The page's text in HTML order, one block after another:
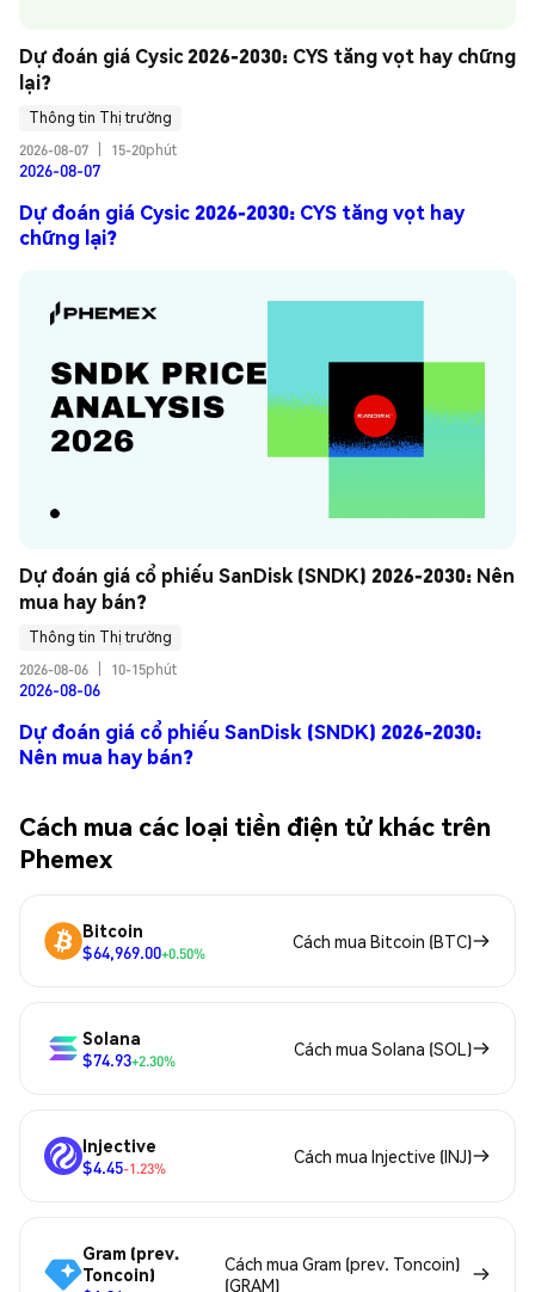
Dự đoán giá Cysic 2026-2030: CYS tăng vọt hay chững
lại?
Thông tin Thị trường
2026-08-07
15-20phút
2026-08-07
Dự đoán giá Cysic 2026-2030: CYS tăng vọt hay
chững lại?
Dự đoán giá cổ phiếu SanDisk (SNDK) 2026-2030: Nên
mua hay bán?
Thông tin Thị trường
2026-08-06
10-15phút
2026-08-06
Dự đoán giá cổ phiếu SanDisk (SNDK) 2026-2030:
Nên mua hay bán?
Cách mua các loại tiền điện tử khác trên
Phemex
Bitcoin
$64,969.00+0.50%
Cách mua Bitcoin (BTC)
Solana
$74.93+2.30%
Cách mua Solana (SOL)
Injective
$4.45-1.23%
Cách mua Injective (INJ)
Gram (prev.
Toncoin)
Cách mua Gram (prev. Toncoin)
(GRAM)